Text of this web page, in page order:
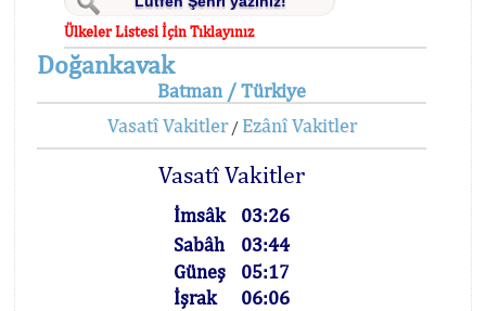
Ülkeler Listesi İçin Tıklayınız
Doğankavak
Batman / Türkiye
Vasatî Vakitler/ Ezânî Vakitler
Vasatî Vakitler
İmsâk
03:26
Sabâh
03:44
Güneş
05:17
İşrak
06:06